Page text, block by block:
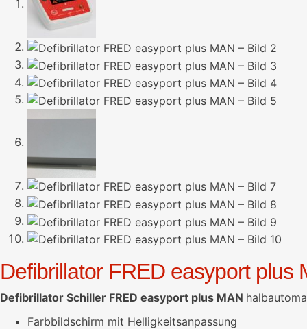
Defibrillator FRED easyport plus
Defibrillator Schiller FRED easyport plus MAN
Farbbildschirm mit Helligkeitsanpassung